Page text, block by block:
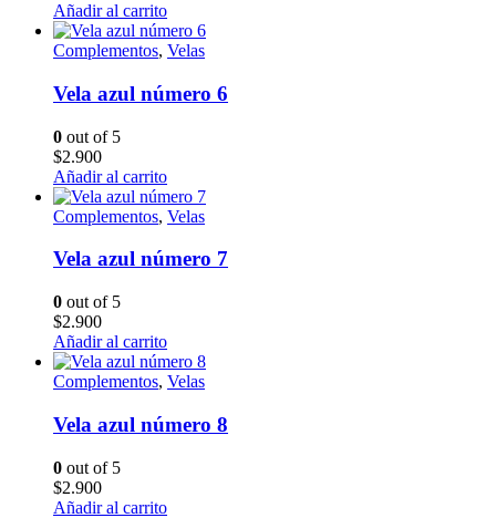
Añadir al carrito
Complementos, Velas
Vela azul número 6
0 out of 5
$2.900
Añadir al carrito
Complementos, Velas
Vela azul número 7
0 out of 5
$2.900
Añadir al carrito
Complementos, Velas
Vela azul número 8
0 out of 5
$2.900
Añadir al carrito